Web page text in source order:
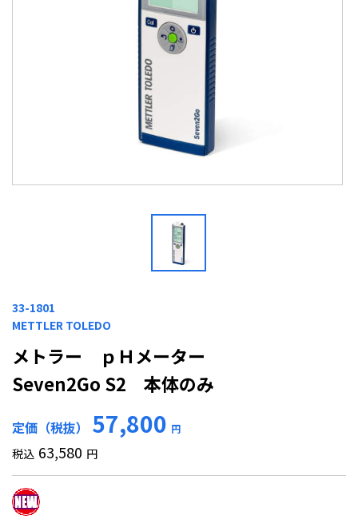
33-1801
METTLER TOLEDO
メトラー ｐＨメーター
Seven2Go S2 本体のみ
定価（税抜） 57,800 円
税込 63,580 円